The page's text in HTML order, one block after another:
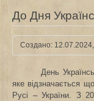
До Дня
Создано:
День
яке відзначається
Русі – України. З